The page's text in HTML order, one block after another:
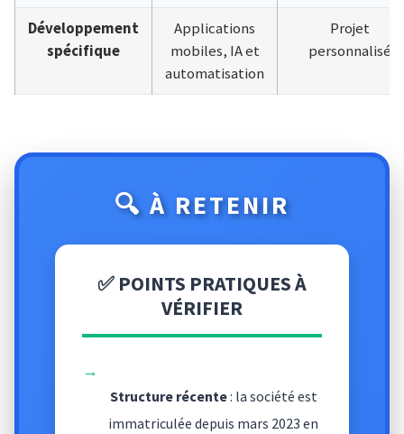
Développement
spécifique
Applications
mobiles, IA et
automatisation
Projet
personnalisé
🔍 À RETENIR
✅ POINTS PRATIQUES À
VÉRIFIER
→
Structure récente: la société est
immatriculée depuis mars 2023 en